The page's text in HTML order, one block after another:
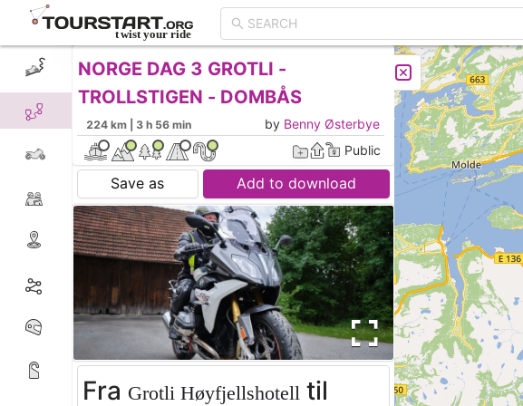
Grotli Høyfjellshotell Trolltun Gjestegård
CREATE TOUR LIST
NORGE DAG 3 GROTLI -
TROLLSTIGEN - DOMBÅS
224 km | 3 h 56 min by Benny Østerbye
Public
Save as Add to download
Fra Grotli Høyfjellshotell til